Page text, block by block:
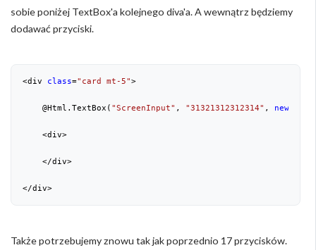
sobie poniżej TextBox'a kolejnego diva'a. A wewnątrz będziemy
dodawać przyciski.
<div class="card mt-5">
    @Html.TextBox(
"ScreenInput" , "31321312312314" , new
    <div>
    </div>
</div>
Także potrzebujemy znowu tak jak poprzednio 17 przycisków.